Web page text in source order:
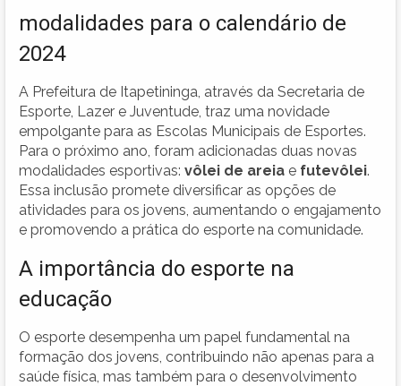
modalidades para o calendário de
2024
A Prefeitura de Itapetininga, através da Secretaria de
Esporte, Lazer e Juventude, traz uma novidade
empolgante para as Escolas Municipais de Esportes.
Para o próximo ano, foram adicionadas duas novas
modalidades esportivas: vôlei de areia e futevôlei.
Essa inclusão promete diversificar as opções de
atividades para os jovens, aumentando o engajamento
e promovendo a prática do esporte na comunidade.
A importância do esporte na
educação
O esporte desempenha um papel fundamental na
formação dos jovens, contribuindo não apenas para a
saúde física, mas também para o desenvolvimento